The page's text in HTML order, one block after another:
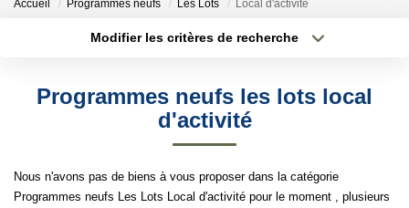
Qui Sommes-Nous
Accueil Programmes neufs Les Lots Local d'activité
Modifier les critères de recherche
Surface min Budget max
Programmes neufs les lots local
d'activité
Nous n'avons pas de biens à vous proposer dans la catégorie
Programmes neufs Les Lots Local d'activité pour le moment , plusieurs